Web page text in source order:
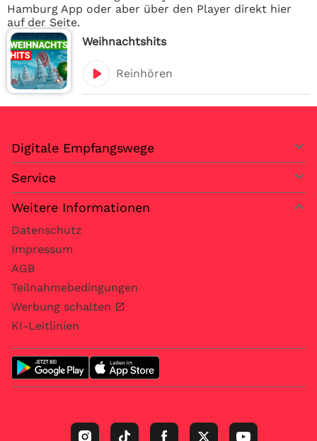
Hamburg App oder aber über den Player direkt hier
auf der Seite.
Weihnachtshits
Reinhören
Digitale Empfangswege
Service
Weitere Informationen
Datenschutz
Impressum
AGB
Teilnahmebedingungen
Werbung schalten
KI-Leitlinien